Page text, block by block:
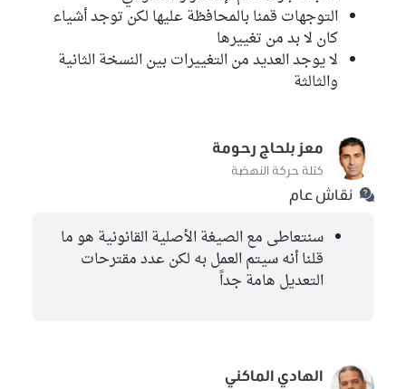
التوجهات قمنا بالمحافظة عليها لكن توجد أشياء
كان لا بد من تغييرها
لا يوجد العديد من التغييرات بين النسخة الثانية
والثالثة
معز بلحاج رحومة
كتلة حركة النهضة
نقاش عام
سنتعاطى مع الصيغة الأصلية القانونية هو ما
قلنا أنه سيتم العمل به لكن عدد مقترحات
التعديل هامة جداً
الهادي الماكني